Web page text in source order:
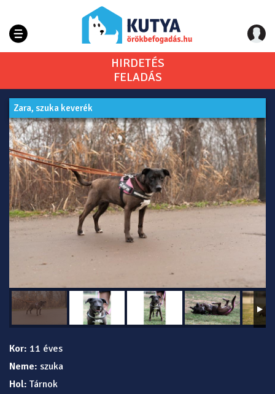
HIRDETÉS
FELADÁS
Zara, szuka keverék
Kor: 11 éves
Neme: szuka
Hol: Tárnok